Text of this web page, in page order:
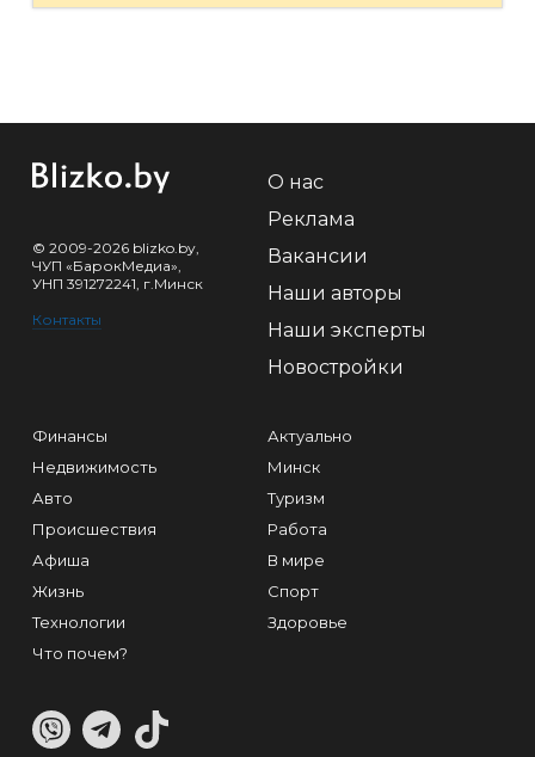
© 2009-2026 blizko.by,
ЧУП «БарокМедиа»,
УНП 391272241, г.Минск
Контакты
О нас
Реклама
Вакансии
Наши авторы
Наши эксперты
Новостройки
Финансы
Недвижимость
Авто
Происшествия
Афиша
Жизнь
Технологии
Что почем?
Актуально
Минск
Туризм
Работа
В мире
Спорт
Здоровье